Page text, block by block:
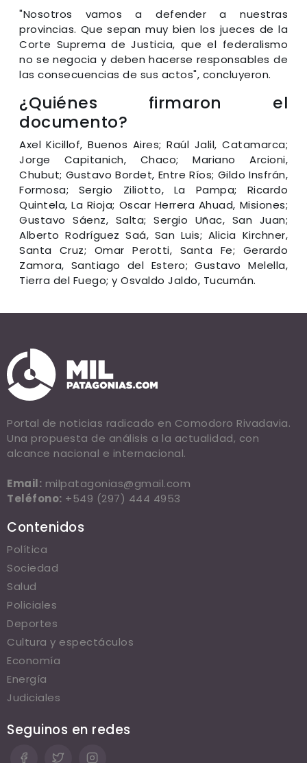
"Nosotros vamos a defender a nuestras
provincias. Que sepan muy bien los jueces de la
Corte Suprema de Justicia, que el federalismo
no se negocia y deben hacerse responsables de
las consecuencias de sus actos", concluyeron.
¿Quiénes firmaron el
documento?
Axel Kicillof, Buenos Aires; Raúl Jalil, Catamarca;
Jorge Capitanich, Chaco; Mariano Arcioni,
Chubut; Gustavo Bordet, Entre Ríos; Gildo Insfrán,
Formosa; Sergio Ziliotto, La Pampa; Ricardo
Quintela, La Rioja; Oscar Herrera Ahuad, Misiones;
Gustavo Sáenz, Salta; Sergio Uñac, San Juan;
Alberto Rodríguez Saá, San Luis; Alicia Kirchner,
Santa Cruz; Omar Perotti, Santa Fe; Gerardo
Zamora, Santiago del Estero; Gustavo Melella,
Tierra del Fuego; y Osvaldo Jaldo, Tucumán.
Portal de noticias radicado en Comodoro Rivadavia.
Una propuesta de análisis a la actualidad, con
alcance nacional e internacional.
Email: milpatagonias@gmail.com
Teléfono: +549 (297) 444 4953
Contenidos
Política
Sociedad
Salud
Policiales
Deportes
Cultura y espectáculos
Economía
Energía
Judiciales
Seguinos en redes